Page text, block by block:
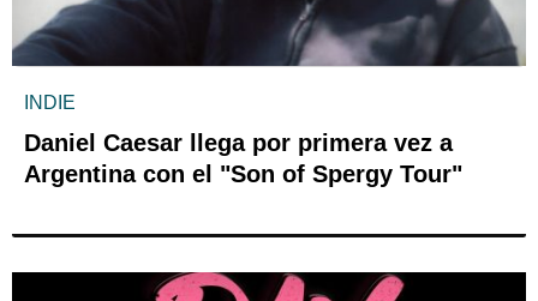
INDIE
Daniel Caesar llega por primera vez a
Argentina con el "Son of Spergy Tour"